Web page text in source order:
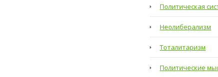
Политическая
Неолиберализм
Тоталитаризм
Политические